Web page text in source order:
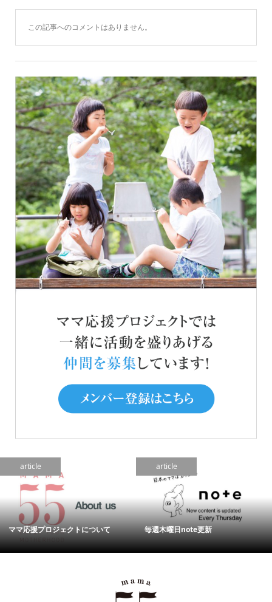
この記事へのコメントはありません。
article
ママ応援プロジェクトについて
article
毎週木曜日note更新